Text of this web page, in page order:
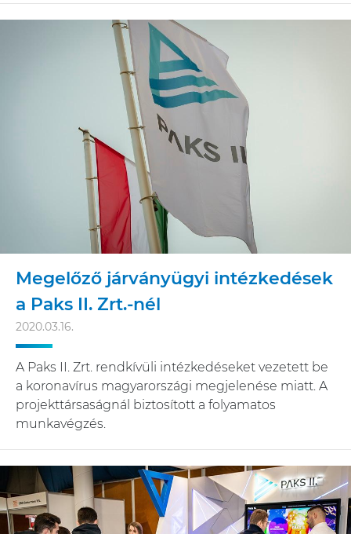
Megelőző járványügyi intézkedések
a Paks II. Zrt.-nél
2020.03.16.
A Paks II. Zrt. rendkívüli intézkedéseket vezetett be
a koronavírus magyarországi megjelenése miatt. A
projekttársaságnál biztosított a folyamatos
munkavégzés.